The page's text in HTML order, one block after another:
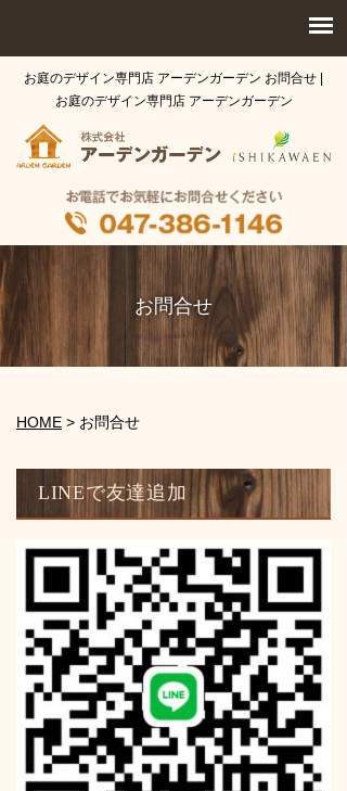
お庭のデザイン専門店 アーデンガーデン お問合せ |
お庭のデザイン専門店 アーデンガーデン
お問合せ
HOME > お問合せ
LINEで友達追加